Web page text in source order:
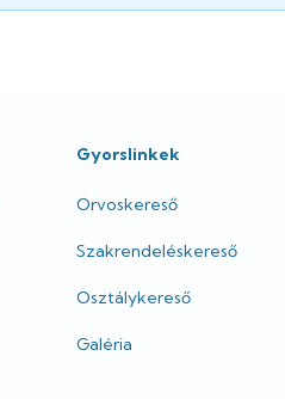
Gyorslinkek
Orvoskereső
Szakrendeléskereső
Osztálykereső
Galéria